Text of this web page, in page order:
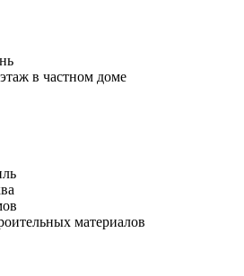
в частном доме
материалов